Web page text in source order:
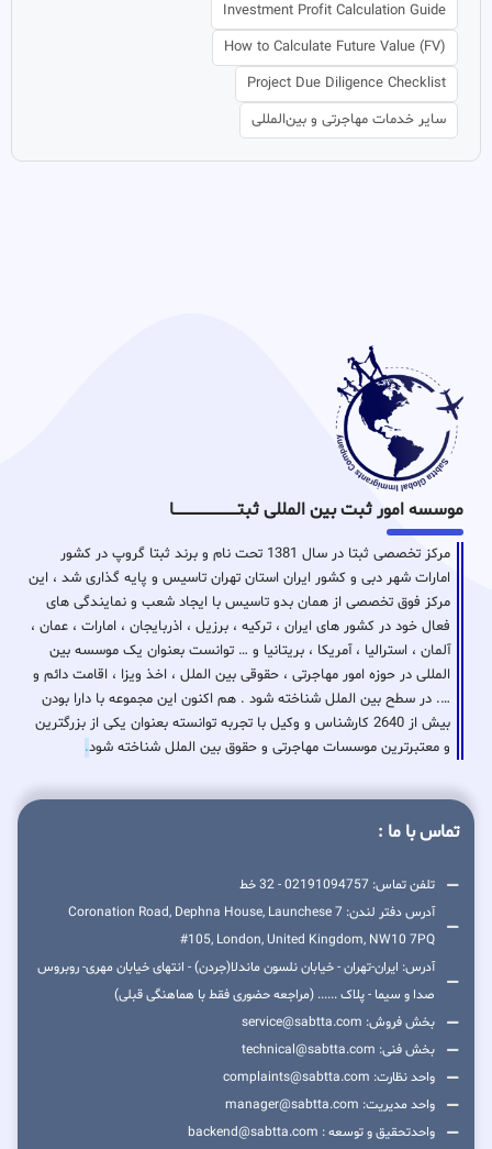
Investment Profit Calculation Guide
How to Calculate Future Value (FV)
Project Due Diligence Checklist
سایر خدمات مهاجرتی و بین‌المللی
موسسه امور ثبت بین المللی ثبتـــــــــــــــــــــــــــــا
مرکز تخصصی ثبتا در سال 1381 تحت نام و برند ثبتا گروپ در کشور
امارات شهر دبی و کشور ایران استان تهران تاسیس و پایه گذاری شد ، این
مرکز فوق تخصصی از همان بدو تاسیس با ایجاد شعب و نمایندگی های
فعال خود در کشور های ایران ، ترکیه ، برزیل ، اذربایجان ، امارات ، عمان ،
آلمان ، استرالیا ، آمریکا ، بریتانیا و … توانست بعنوان یک موسسه بین
المللی در حوزه امور مهاجرتی ، حقوقی بین الملل ، اخذ ویزا ، اقامت دائم و
…. در سطح بین الملل شناخته شود . هم اکنون این مجموعه با دارا بودن
بیش از 2640 کارشناس و وکیل با تجربه توانسته بعنوان یکی از بزرگترین
و معتبرترین موسسات مهاجرتی و حقوق بین الملل شناخته شود.
تماس با ما :
تلفن تماس: 02191094757 - 32 خط
آدرس دفتر لندن: 7 Coronation Road, Dephna House, Launchese
#105, London, United Kingdom, NW10 7PQ
آدرس: ایران-تهران - خیابان نلسون ماندلا(جردن) - انتهای خیابان مهری- روبروس
صدا و سیما - پلاک ...... (مراجعه حضوری فقط با هماهنگی قبلی)
بخش فروش: service@sabtta.com
بخش فنی: technical@sabtta.com
واحد نظارت: complaints@sabtta.com
واحد مدیریت: manager@sabtta.com
واحدتحقیق و توسعه : backend@sabtta.com